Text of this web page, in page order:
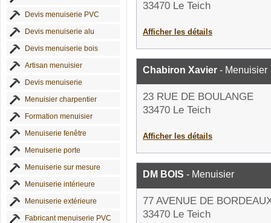
Devis menuiserie PVC
Devis menuiserie alu
Devis menuiserie bois
Artisan menuisier
Devis menuiserie
Menuisier charpentier
Formation menuisier
Menuiserie fenêtre
Menuiserie porte
Menuiserie sur mesure
Menuiserie intérieure
Menuiserie extérieure
Fabricant menuiserie PVC
33470 Le Teich
Afficher les détails
Chabiron Xavier - Menuisier
23 RUE DE BOULANGE
33470 Le Teich
Afficher les détails
DM BOIS - Menuisier
77 AVENUE DE
33470 Le Teich